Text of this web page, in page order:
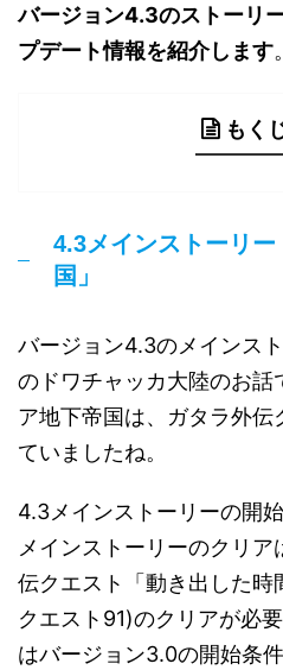
バージョン4.3のストーリ
プデート情報を紹介します。
もく
4.3メインストーリ
国」
バージョン4.3のメインス
のドワチャッカ大陸のお
ア地下帝国は、ガタラ外伝
ていましたね。
4.3メインストーリーの開
メインストーリーのクリ
伝クエスト「動き出した時
クエスト91)のクリアが必
はバージョン3.0の開始条